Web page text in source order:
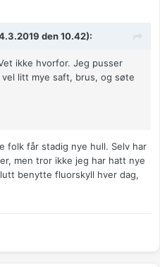
den 10.42):
ikke hvorfor. Jeg pusser
litt mye saft, brus, og søte
folk får stadig nye hull. Selv har
men tror ikke jeg har hatt nye
benytte fluorskyll hver dag,